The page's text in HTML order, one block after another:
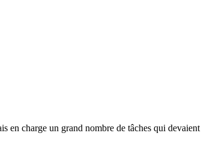
en charge un grand nombre de tâches qui